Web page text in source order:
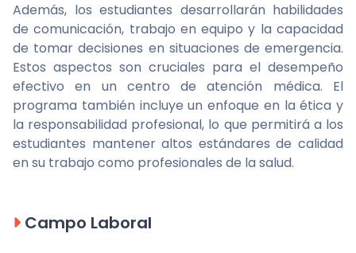
Además, los estudiantes desarrollarán habilidades
de comunicación, trabajo en equipo y la capacidad
de tomar decisiones en situaciones de emergencia.
Estos aspectos son cruciales para el desempeño
efectivo en un centro de atención médica. El
programa también incluye un enfoque en la ética y
la responsabilidad profesional, lo que permitirá a los
estudiantes mantener altos estándares de calidad
en su trabajo como profesionales de la salud.
Campo Laboral